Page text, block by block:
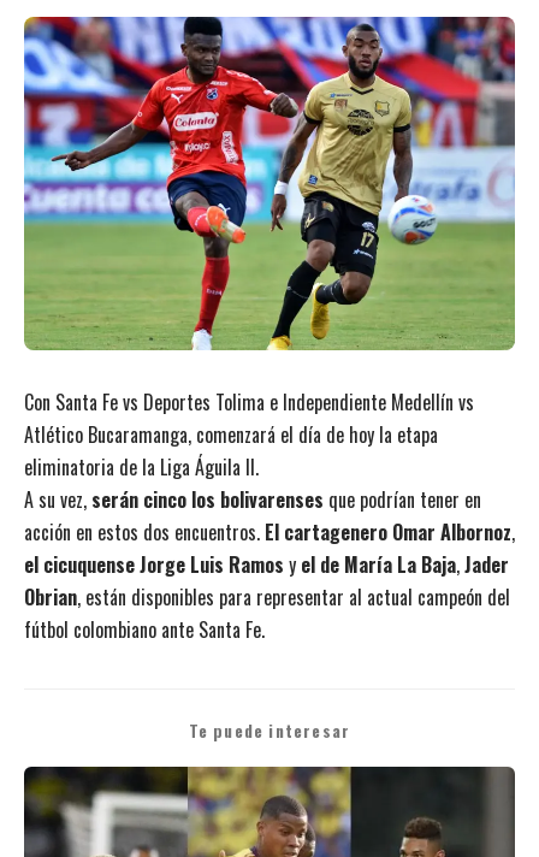
Con Santa Fe vs Deportes Tolima e Independiente Medellín vs
Atlético Bucaramanga, comenzará el día de hoy la etapa
eliminatoria de la Liga Águila II.
A su vez, serán cinco los bolivarenses que podrían tener en
acción en estos dos encuentros. El cartagenero Omar Albornoz,
el cicuquense Jorge Luis Ramos y el de María La Baja,Jader
Obrian, están disponibles para representar al actual campeón del
fútbol colombiano ante Santa Fe.
Te puede interesar